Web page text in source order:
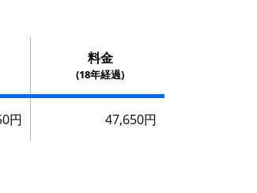
料金
(18年経過)
円 47,650円